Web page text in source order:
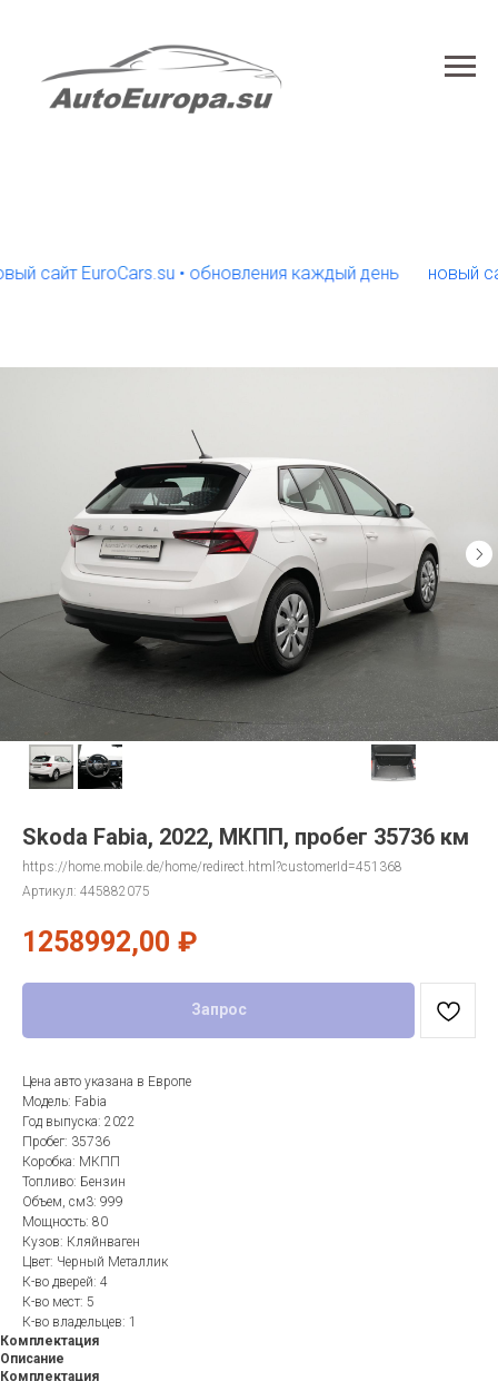
EuroCars.su • обновления каждый день новый сайт
Skoda Fabia, 2022, МКПП, пробег 35736 км
https://home.mobile.de/home/redirect.html?customerId=451368
Артикул: 445882075
1258992,00 ₽
Запрос
Цена авто указана в Европе
Модель: Fabia
Год выпуска: 2022
Пробег: 35736
Коробка: МКПП
Топливо: Бензин
Объем, см3: 999
Мощность: 80
Кузов: Кляйнваген
Цвет: Черный Металлик
К-во дверей: 4
К-во мест: 5
К-во владельцев: 1
Комплектация
Описание
Комплектация